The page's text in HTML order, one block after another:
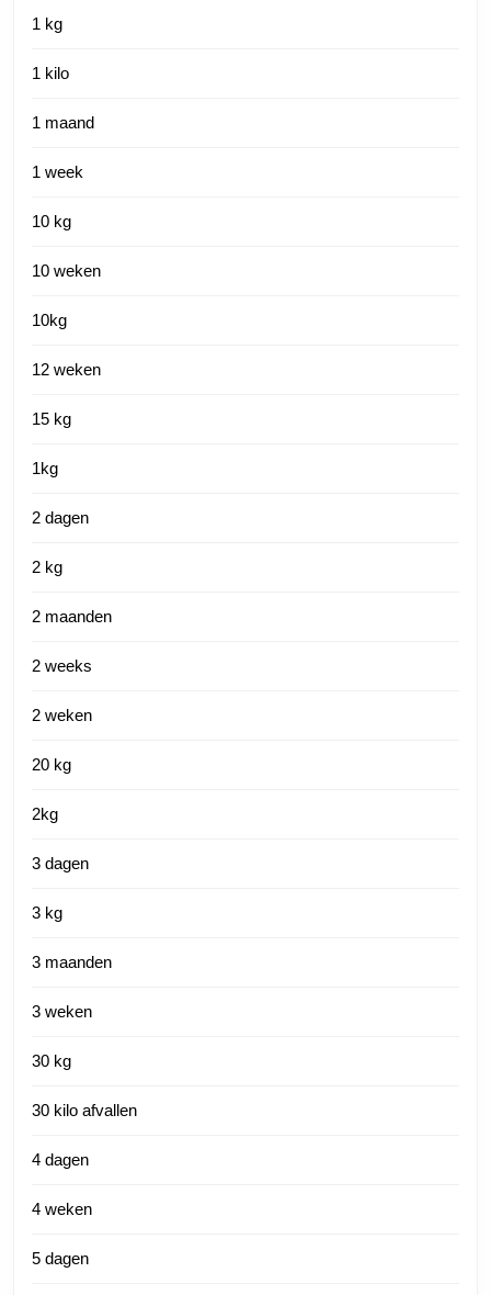
1 kg
1 kilo
1 maand
1 week
10 kg
10 weken
10kg
12 weken
15 kg
1kg
2 dagen
2 kg
2 maanden
2 weeks
2 weken
20 kg
2kg
3 dagen
3 kg
3 maanden
3 weken
30 kg
30 kilo afvallen
4 dagen
4 weken
5 dagen